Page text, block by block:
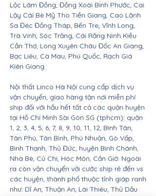
Lộc Lâm Đồng, Đồng Xoài Bình Phước, Cai
Lậy Cái Bè Mỹ Tho Tiền Giang, Cao Lãnh
Sa Đéc Đồng Tháp, Bến Tre, Vĩnh Long,
Trà Vinh, Sóc Trăng, Cái Răng Ninh Kiều
Cần Thơ, Long Xuyên Châu Đốc An Giang,
Bạc Liêu, Cà Mau, Phú Quốc, Rạch Giá
Kiên Giang.
Nội thất Linco Hà Nội cung cấp dịch vụ
vận chuyển, giao hàng tận nơi miễn phí
ship đối với hầu hết tất cả các quận huyện
tại Hồ Chí Minh Sài Gòn SG (tphcm): quận
1, 2, 3, 4, 5, 6, 7, 8, 9, 10, 11, 12, Bình Tân,
Tân Phú, Tân Bình, Phú Nhuận, Gò Vấp,
Bình Thạnh, Thủ Đức, huyện Bình Chánh,
Nhà Bè, Củ Chi, Hóc Môn, Cần Giờ. Ngoài
ra còn vận chuyển với cước ship rẻ đến vs
các huyện, thành phố thuộc tỉnh giáp ranh
như: Dĩ An, Thuận An, Lái Thiêu, Thủ Dầu